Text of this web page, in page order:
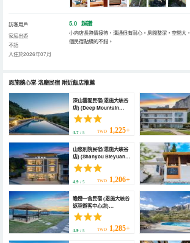
訪客用戶
家庭出遊
不語
入住於2026年07月
5.0 超讚
小向店長熱情接待，溝通很有耐心。房間整潔，空間大
個民宿點綴的不錯。
恩施隨心堂·洛塵民宿 附近飯店推薦
深山雲間民宿(恩施大峽谷
店) (Deep Mountain
Yunjian Homestay
(Enshi Grand Canyon
Scenic Area))
4.7 / 5 TWD 1,225+
山悠別院民宿(恩施大峽谷
店) (Shanyou Bieyuan
Homestay (Enshi Grand
Canyon Scenic Area))
4.9 / 5 TWD 1,206+
瞻巒一舍民宿 (恩施大峽谷
返程遊客中心店)
(Zhanluan Yishe
Guesthouse (Enshi
Grand Canyon Tourist
4.9 / 5 TWD 1,285+